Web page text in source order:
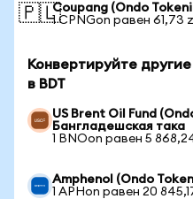
🇵🇱Coupang (Ondo
1 CPNGon равен 61,73
Конвертируйте
в BDT
US Brent Oil Fund
Бангладешская така
1 BNOon равен 5
Amphenol (Ondo
1 APHon равен 20